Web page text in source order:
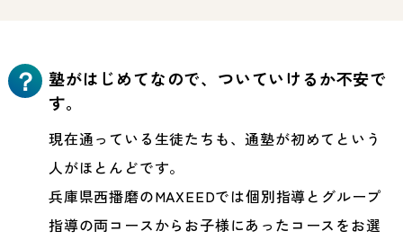
？
塾がはじめてなので、ついていけるか不安で
す。
現在通っている生徒たちも、通塾が初めてという
人がほとんどです。
兵庫県西播磨のMAXEEDでは個別指導とグループ
指導の両コースからお子様にあったコースをお選